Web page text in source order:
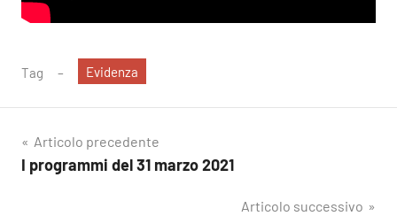
Tag Evidenza
Navigazione
articoli
Articolo precedente
I programmi del 31 marzo 2021
Articolo successivo